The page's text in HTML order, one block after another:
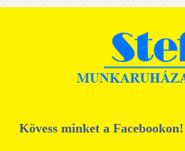
Kövess minket a Facebookon!